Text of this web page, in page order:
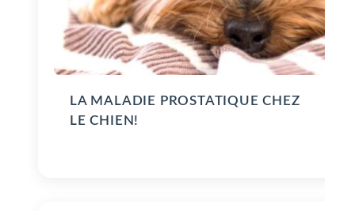
LA MALADIE PROSTATIQUE CHEZ
LE CHIEN!